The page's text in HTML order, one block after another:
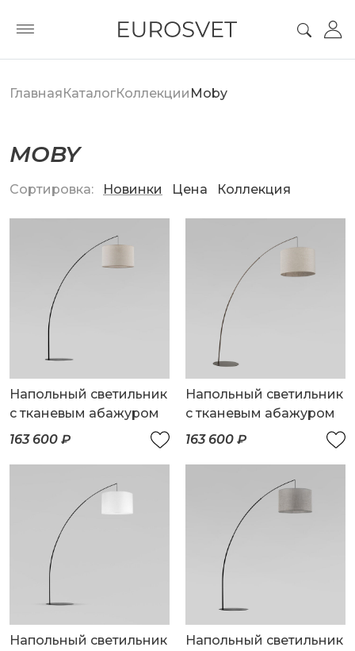
ГлавнаяКаталогКоллекции Moby
MOBY
Сортировка: Новинки Цена Коллекция
Напольный светильник
с тканевым абажуром
163 600 ₽
Напольный светильник
с тканевым абажуром
163 600 ₽
Напольный светильник
Напольный светильник